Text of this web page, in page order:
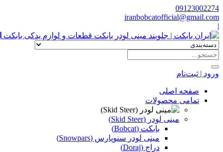
09123002274
iranbobcatofficial@gmail.com
|
ورود | ثبت‌نام
صفحه اصلی
تمامی محصولات
مینی لودر (Skid Steer)
بابکت (Bobcat)
مینی لودر سنوپارس (Snowpars)
دراج (Doraj)